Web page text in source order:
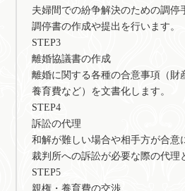
夫婦間での紛争解決のための調停
調停書の作成や提出を行います。
STEP3
離婚協議書の作成
離婚に関する各種の合意事項（財
養育費など）を文書化します。
STEP4
訴訟の代理
和解が難しい場合や相手方が合意
裁判所への訴訟が必要な際の代理
STEP5
親権・養育費の交渉